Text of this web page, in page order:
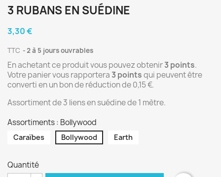
3 RUBANS EN SUÉDINE
3,30 €
TTC 2 à 5 jours ouvrables
En achetant ce produit vous pouvez obtenir3 points.
Votre panier vous rapportera 3 pointsqui peuvent être
converti en un bon de réduction de0,15 €.
Assortiment de 3 liens en suédine de 1 mètre.
Assortiments : Bollywood
Caraïbes Bollywood Earth
Quantité